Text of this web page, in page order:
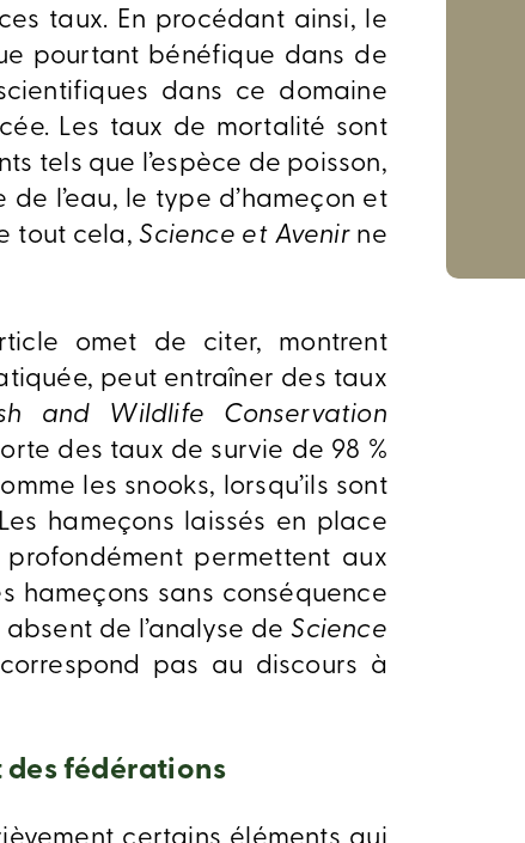
taux. En procédant ainsi, le
pourtant bénéfique dans de
dans ce domaine
Les taux de mortalité sont
tels que l’espèce de poisson,
l’eau, le type d’hameçon et
tout cela,Science et Avenirne
omet de citer, montrent
peut entraîner des taux
and Wildlife Conservation
des taux de survie de 98 %
les snooks, lorsqu’ils sont
hameçons laissés en place
permettent aux
hameçons sans conséquence
de l’analyse deScience
pas au discours à
des fédérations